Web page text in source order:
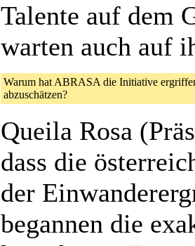
Talente auf dem
warten auch auf
Warum hat ABRASA die Initiative
abzuschätzen?
Queila Rosa
dass die
der
begannen die